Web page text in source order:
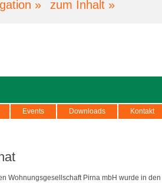
» zum Inhalt »
Events Downloads Kontakt
Wohnungsgesellschaft Pirna mbH wurde in den